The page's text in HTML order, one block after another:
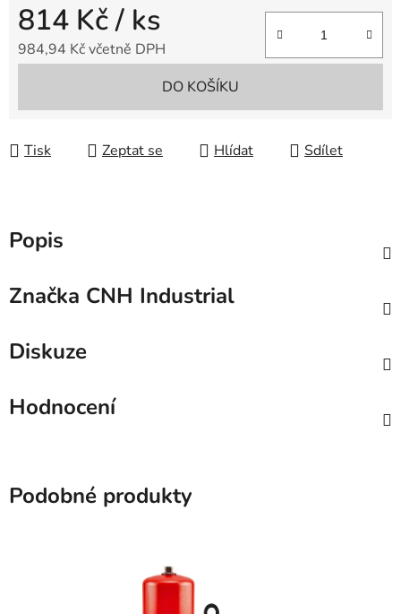
814 Kč/ ks
984,94 Kč včetně DPH
DO KOŠÍKU
Tisk Zeptat se Hlídat Sdílet
Popis
Značka CNH Industrial
Diskuze
Hodnocení
Podobné produkty